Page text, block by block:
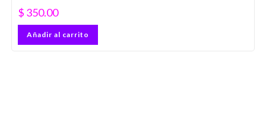
$ 350.00
Añadir al carrito